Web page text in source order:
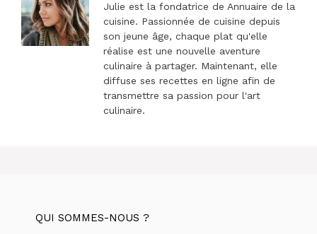
Julie est la fondatrice de Annuaire de la
cuisine. Passionnée de cuisine depuis
son jeune âge, chaque plat qu'elle
réalise est une nouvelle aventure
culinaire à partager. Maintenant, elle
diffuse ses recettes en ligne afin de
transmettre sa passion pour l'art
culinaire.
QUI SOMMES-NOUS ?